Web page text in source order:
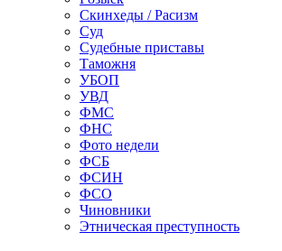
Скинхеды / Расизм
Суд
Судебные приставы
Таможня
УБОП
УВД
ФМС
ФНС
Фото недели
ФСБ
ФСИН
ФСО
Чиновники
Этническая преступность